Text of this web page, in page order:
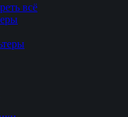
всё